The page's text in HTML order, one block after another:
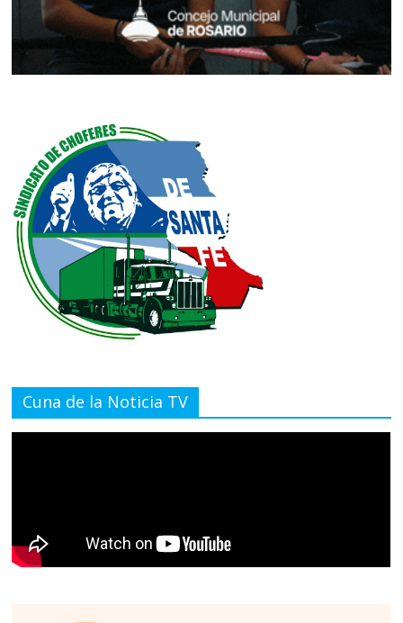
Cuna de la Noticia TV